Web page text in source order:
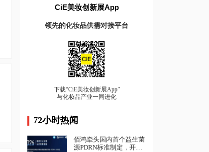
CiE美妆创新展App
领先的化妆品供需对接平台
下载“CiE美妆创新展App”
与化妆品产业一同进化
72小时热闻
佰鸿牵头国内首个益生菌
源PDRN标准制定，开启